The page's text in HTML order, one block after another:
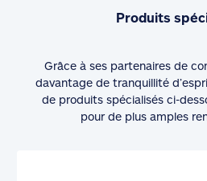
Produits
Grâce à ses partenaires de
davantage de tranquillité
de produits spécialisés ci-
pour de plus amples